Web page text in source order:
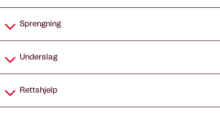
Sprengning
Underslag
Rettshjelp